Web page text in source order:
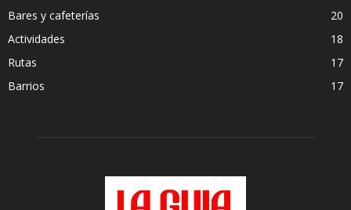
Bares y cafeterías
20
Actividades
18
Rutas
17
Barrios
17